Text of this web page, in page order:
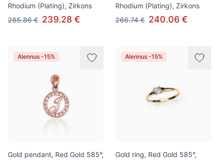
Rhodium (Plating), Zirkons
265.86 € 239.28 €
Rhodium (Plating), Zirkons
266.74 € 240.06 €
Alennus -15%
Gold pendant, Red Gold 585°,
Alennus -15%
Gold ring, Red Gold 585°,